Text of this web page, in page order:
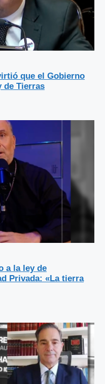
que el Gobierno
de Tierras
a la ley de
Privada: «La tierra